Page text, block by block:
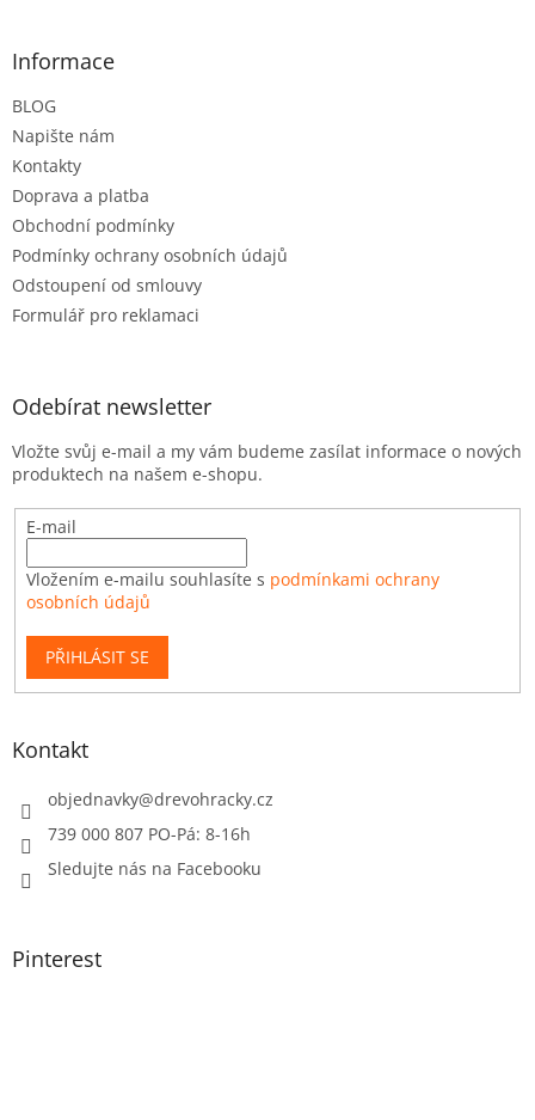
Informace
BLOG
Napište nám
Kontakty
Doprava a platba
Obchodní podmínky
Podmínky ochrany osobních údajů
Odstoupení od smlouvy
Formulář pro reklamaci
Odebírat newsletter
Vložte svůj e-mail a my vám budeme zasílat informace o nových
produktech na našem e-shopu.
E-mail
Vložením e-mailu souhlasíte s podmínkami ochrany
osobních údajů
PŘIHLÁSIT SE
Kontakt
objednavky@drevohracky.cz
739 000 807 PO-Pá: 8-16h
Sledujte nás na Facebooku
Pinterest